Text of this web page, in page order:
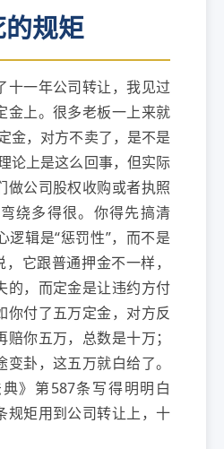
规矩
十一年公司转让，我见过
金上。很多老板一上来就
金，对方不卖了，是不是
论上是这么回事，但实际
做公司股权收购或者执照
绕多得很。你得先搞清
逻辑是“惩罚性”，而不是
它跟普通押金不一样，
的，而定金是让违约方付
你付了五万定金，对方反
你五万，总数是十万；
卦，这五万就白给了。
》第587条写得明明白
规矩用到公司转让上，十